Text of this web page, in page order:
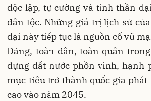
độc lập, tự cường và tinh thần
dân tộc. Những giá trị lịch sử
đại này tiếp tục là nguồn cổ vũ
Đảng, toàn dân, toàn quân
dựng đất nước phồn vinh, hạnh
mục tiêu trở thành quốc gia
cao vào năm 2045.